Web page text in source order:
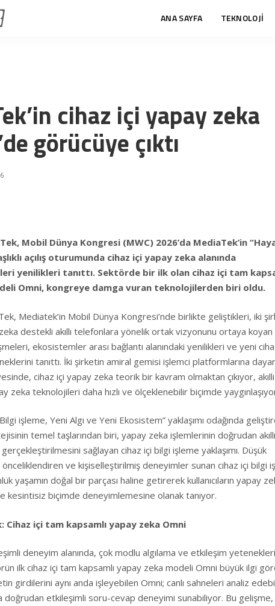
ANA SAYFA TEKNOLOJİ
cihaz içi yapay zeka
görücüye çıktı
Mobil Dünya Kongresi (MWC) 2026’da MediaTek’in
açılış oturumunda cihaz içi yapay zeka alanında
yenilikleri tanıttı. Sektörde bir ilk olan cihaz içi tam
Omni, kongreye damga vuran teknolojilerden biri oldu.
Mediatek’in Mobil Dünya Kongresi’nde birlikte geliştikleri, iki
destekli akıllı telefonlara yönelik ortak vizyonunu ortaya koyan
ekosistemler arası bağlantı alanındaki yenilikleri ve yeni
tanıttı. İki şirketin amiral gemisi işlemci platformlarına
cihaz içi yapay zeka teorik bir kavram olmaktan çıkıyor, akıllı
zeka teknolojileri daha hızlı ve ölçeklenebilir biçimde
işleme, Yeni Algı ve Yeni Ekosistem” yaklaşımı odağında
temel taşlarından biri, yapay zeka işlemlerinin doğrudan akıllı
sağlayan cihaz içi bilgi işleme yaklaşımı. Düşük
önceliklendiren ve kişiselleştirilmiş deneyimler sunan cihaz içi bilgi
yaşamın doğal bir parçası haline getirerek kullanıcıların yapay
kesintisiz biçimde deneyimlemesine olanak tanıyor.
içi tam kapsamlı yapay zeka Omni
deneyim alanında, çok modlu algılama ve etkileşim
ilk cihaz içi tam kapsamlı yapay zeka modeli Omni büyük ilgi
girdilerini aynı anda işleyebilen Omni; canlı sahneleri analiz
doğrudan etkileşimli soru-cevap deneyimi sunabiliyor. Bu gelişme,